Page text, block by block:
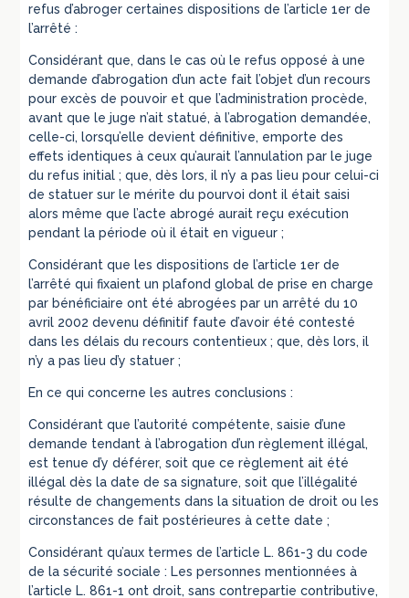
refus d’abroger certaines dispositions de l’article 1er de
l’arrêté :
Considérant que, dans le cas où le refus opposé à une
demande d’abrogation d’un acte fait l’objet d’un recours
pour excès de pouvoir et que l’administration procède,
avant que le juge n’ait statué, à l’abrogation demandée,
celle-ci, lorsqu’elle devient définitive, emporte des
effets identiques à ceux qu’aurait l’annulation par le juge
du refus initial ; que, dès lors, il n’y a pas lieu pour celui-ci
de statuer sur le mérite du pourvoi dont il était saisi
alors même que l’acte abrogé aurait reçu exécution
pendant la période où il était en vigueur ;
Considérant que les dispositions de l’article 1er de
l’arrêté qui fixaient un plafond global de prise en charge
par bénéficiaire ont été abrogées par un arrêté du 10
avril 2002 devenu définitif faute d’avoir été contesté
dans les délais du recours contentieux ; que, dès lors, il
n’y a pas lieu d’y statuer ;
En ce qui concerne les autres conclusions :
Considérant que l’autorité compétente, saisie d’une
demande tendant à l’abrogation d’un règlement illégal,
est tenue d’y déférer, soit que ce règlement ait été
illégal dès la date de sa signature, soit que l’illégalité
résulte de changements dans la situation de droit ou les
circonstances de fait postérieures à cette date ;
Considérant qu’aux termes de l’article L. 861-3 du code
de la sécurité sociale : Les personnes mentionnées à
l’article L. 861-1 ont droit, sans contrepartie contributive,